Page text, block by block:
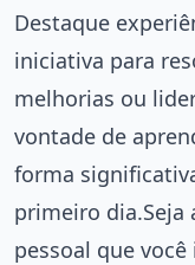
Destaque
iniciativa para
melhorias ou
vontade de
forma
primeiro
pessoal que